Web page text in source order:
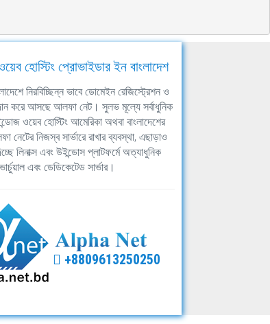
হোস্টিং প্রোভাইডার ইন বাংলাদেশ
নিরবিচ্ছিন্ন ভাবে ডোমেইন রেজিস্ট্রেশন ও
করে আসছে আলফা নেট। সুলভ মূল্যে সর্বাধুনিক
ওয়েব হোস্টিং আমেরিকা অথবা বাংলাদেশের
নেটের নিজস্ব সার্ভারে রাখার ব্যবস্থা, এছাড়াও
লিনাক্স এবং উইন্ডোস প্লাটফর্মে অত্যাধুনিক
ভার্চুয়াল এবং ডেডিকেটেড সার্ভার।
+8809613250250